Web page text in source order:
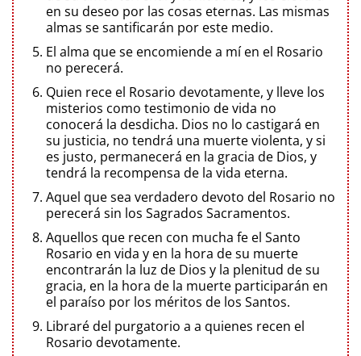
en su deseo por las cosas eternas. Las mismas
almas se santificarán por este medio.
El alma que se encomiende a mí en el Rosario
no perecerá.
Quien rece el Rosario devotamente, y lleve los
misterios como testimonio de vida no
conocerá la desdicha. Dios no lo castigará en
su justicia, no tendrá una muerte violenta, y si
es justo, permanecerá en la gracia de Dios, y
tendrá la recompensa de la vida eterna.
Aquel que sea verdadero devoto del Rosario no
perecerá sin los Sagrados Sacramentos.
Aquellos que recen con mucha fe el Santo
Rosario en vida y en la hora de su muerte
encontrarán la luz de Dios y la plenitud de su
gracia, en la hora de la muerte participarán en
el paraíso por los méritos de los Santos.
Libraré del purgatorio a a quienes recen el
Rosario devotamente.